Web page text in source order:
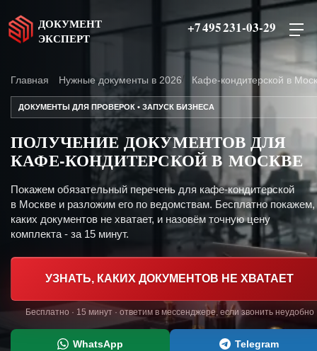
ДОКУМЕНТ
ЭКСПЕРТ
+7 495 231-03-29
Главная Нужные документы в 2026 Кафе-кондитерской в
ДОКУМЕНТЫ ДЛЯ ПРОВЕРОК • ЗАПУСК БИЗНЕСА
ПОЛУЧЕНИЕ ДОКУМЕНТОВ ДЛЯ
КАФЕ-КОНДИТЕРСКОЙ В МОСКВЕ
Покажем обязательный перечень для кафе-кондитерской
в Москве и разложим его по ведомствам. Бесплатно покажем,
каких документов не хватает, и назовём точную цену
комплекта - за 15 минут.
УЗНАТЬ, КАКИХ ДОКУМЕНТОВ НЕ ХВАТАЕТ
Бесплатно · 15 минут · ответим в мессенджере, если звонить неудобно
WhatsApp Telegram